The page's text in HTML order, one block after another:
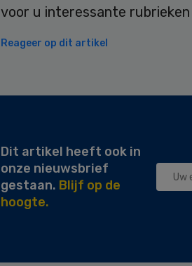
voor u interessante
Reageer op dit artikel
Dit artikel heeft ook in
onze nieuwsbrief
gestaan. Blijf op de
hoogte.